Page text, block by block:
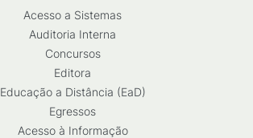
Acesso a Sistemas
Auditoria Interna
Concursos
Editora
Educação a Distância (EaD)
Egressos
Acesso à Informação